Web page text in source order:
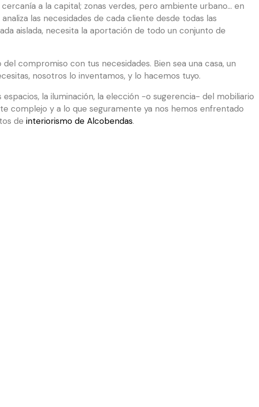
a la capital; zonas verdes, pero ambiente urbano… en
las necesidades de cada cliente desde todas las
aislada, necesita la aportación de todo un conjunto de
compromiso con tus necesidades. Bien sea una casa, un
nosotros lo inventamos, y lo hacemos tuyo.
la iluminación, la elección -o sugerencia- del mobiliario
complejo y a lo que seguramente ya nos hemos enfrentado
de interiorismo de Alcobendas.